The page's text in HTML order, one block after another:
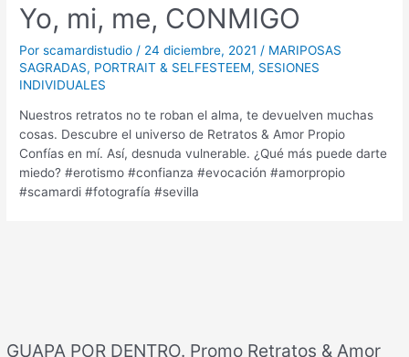
GUAPA POR DENTRO. Promo Retratos & Amor
Yo, mi, me, CONMIGO
Porscamardistudio / 24 diciembre, 2021 / MARIPOSAS
SAGRADAS, PORTRAIT & SELFESTEEM, SESIONES
INDIVIDUALES
Nuestros retratos no te roban el alma, te devuelven muchas
cosas. Descubre el universo de Retratos & Amor Propio
Confías en mí. Así, desnuda vulnerable. ¿Qué más puede darte
miedo? #erotismo #confianza #evocación #amorpropio
#scamardi #fotografía #sevilla